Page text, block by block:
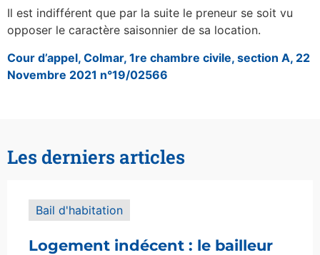
Il est indifférent que par la suite le preneur se soit vu
opposer le caractère saisonnier de sa location.
Cour d’appel, Colmar, 1re chambre civile, section A, 22
Novembre 2021 n°19/02566
Les derniers articles
Bail d'habitation
Logement indécent : le bailleur